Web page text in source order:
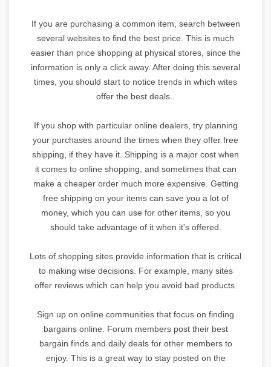
If you are purchasing a common item, search between
several websites to find the best price. This is much
easier than price shopping at physical stores, since the
information is only a click away. After doing this several
times, you should start to notice trends in which wites
offer the best deals..
If you shop with particular online dealers, try planning
your purchases around the times when they offer free
shipping, if they have it. Shipping is a major cost when
it comes to online shopping, and sometimes that can
make a cheaper order much more expensive. Getting
free shipping on your items can save you a lot of
money, which you can use for other items, so you
should take advantage of it when it's offered.
Lots of shopping sites provide information that is critical
to making wise decisions. For example, many sites
offer reviews which can help you avoid bad products.
Sign up on online communities that focus on finding
bargains online. Forum members post their best
bargain finds and daily deals for other members to
enjoy. This is a great way to stay posted on the